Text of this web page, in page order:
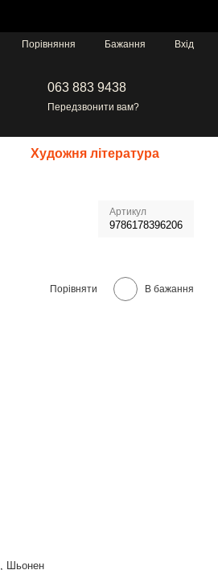
Порівняння Бажання Вхід
063 883 9438
Передзвонити вам?
Художня література
Артикул
9786178396206
Порівняти В бажання
, Шьонен